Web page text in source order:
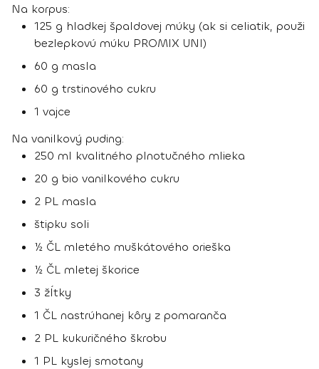
Na korpus:
125 g hladkej špaldovej múky (ak si celiatik, použi
bezlepkovú múku PROMIX UNI)
60 g masla
60 g trstinového cukru
1 vajce
Na vanilkový puding:
250 ml kvalitného plnotučného mlieka
20 g bio vanilkového cukru
2 PL masla
štipku soli
½ ČL mletého muškátového orieška
½ ČL mletej škorice
3 žĺtky
1 ČL nastrúhanej kôry z pomaranča
2 PL kukuričného škrobu
1 PL kyslej smotany